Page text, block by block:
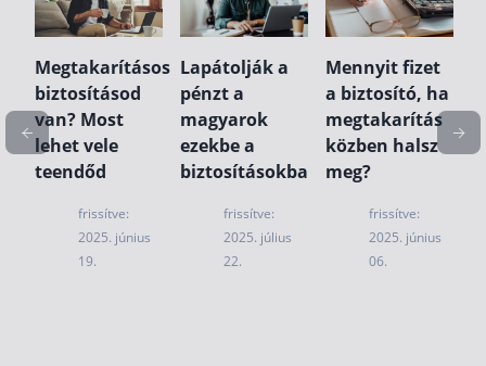
Megtakarításos
biztosításod
van? Most
lehet vele
teendőd
frissítve:
2025. június
19.
Lapátolják a
pénzt a
magyarok
ezekbe a
biztosításokba
frissítve:
2025. július
22.
Mennyit fizet
a biztosító, ha
megtakarítás
közben halsz
meg?
frissítve:
2025. június
06.